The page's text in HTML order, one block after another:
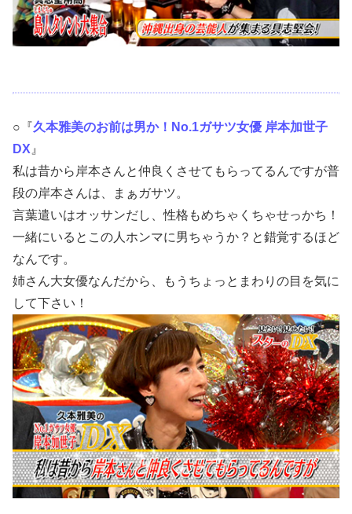
○『久本雅美のお前は男か！No.1ガサツ女優 岸本加世子
DX 』
私は昔から岸本さんと仲良くさせてもらってるんですが普
段の岸本さんは、まぁガサツ。
言葉遣いはオッサンだし、性格もめちゃくちゃせっかち！
一緒にいるとこの人ホンマに男ちゃうか？と錯覚するほど
なんです。
姉さん大女優なんだから、もうちょっとまわりの目を気に
して下さい！